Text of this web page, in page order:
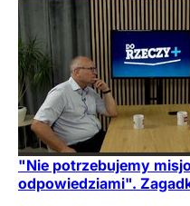
"Nie potrzebujemy
odpowiedziami".